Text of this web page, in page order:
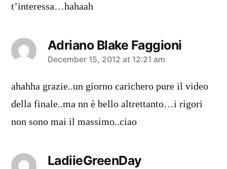
t’interessa…hahaah
Adriano Blake Faggioni
says:
December 15, 2012 at 12:21 am
ahahha grazie..un giorno carichero pure il video
della finale..ma nn è bello altrettanto…i rigori
non sono mai il massimo..ciao
LadiieGreenDay